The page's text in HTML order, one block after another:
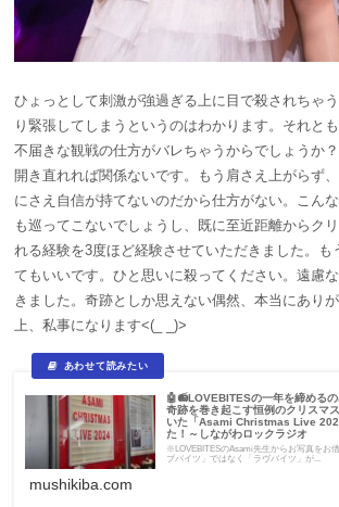
ひょっとして刺激が強過ぎる上に目で殺されちゃ
り緊張してしまうというのはわかります。それと
不届きな観戦の仕方がバレちゃうからでしょうか
開き直れれば関係ないです。もう肩さえ上がらず
にさえ自信が持てないのだから仕方がない。こん
も巡ってこないでしょうし、既に至近距離からク
れる経験を3度ほど経験させていただきました。も
てもいいです。ひと思いに殺ってください。遠慮
きました。奇跡としか思えない偶然、本当にあり
上、私事になります<(_ _)>
🤖📻LOVEBITESの一年を締める
奇跡を巻き起こす恒例のクリスマ
いた「Asami Christmas Live
た！～しながわロックラジオ
※LOVEBITESのAsami先生からお写真をお
ブバイツ」ではなく「ラヴバイツ」が...
mushikiba.com